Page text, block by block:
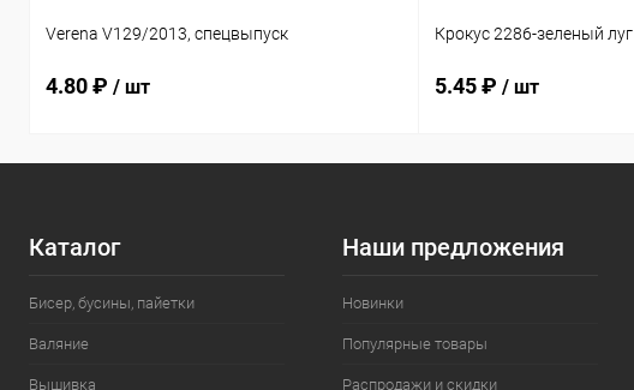
Verena V129/2013, спецвыпуск
4.80 ₽ / шт
Крокус 2286-зеленый луг
5.45 ₽ / шт
Каталог
Бисер, бусины, пайетки
Валяние
Вышивка
Наши предложения
Новинки
Популярные товары
Распродажи и скидки